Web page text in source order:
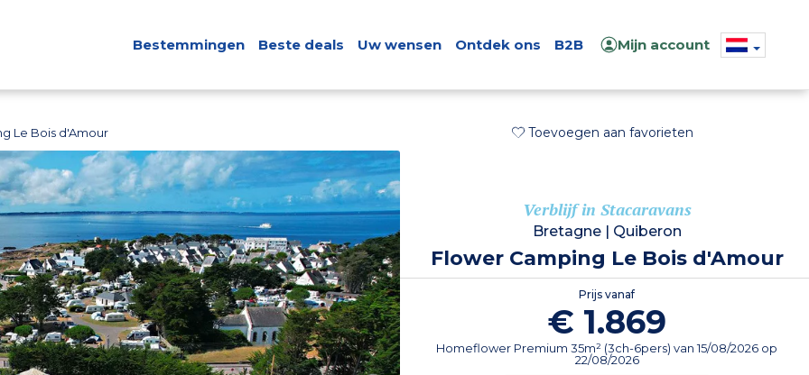
Bestemmingen Beste deals Uw wensen Ontdek ons B2B Mijn account
Le Bois d'Amour Toevoegen aan favorieten
Verblijf in Stacaravans
Bretagne| Quiberon
Flower Camping Le Bois d'Amour
Prijs vanaf
€ 1.869
Homeflower Premium 35m² (3ch-6pers) van15/08/2026 op
22/08/2026